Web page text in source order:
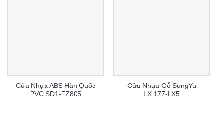
Cửa Nhựa ABS Hàn Quốc
PVC.SD1-FZ805
Cửa Nhựa Gỗ SungYu
LX.177-LX5